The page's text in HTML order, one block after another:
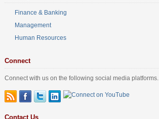
Finance & Banking
Management
Human Resources
Connect
Connect with us on the following social media platforms.
Contact Us